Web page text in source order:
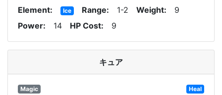
Element
Ice Range 1-2 Weight
9
Power
14 HP Cost 9
キュア
Magic Heal